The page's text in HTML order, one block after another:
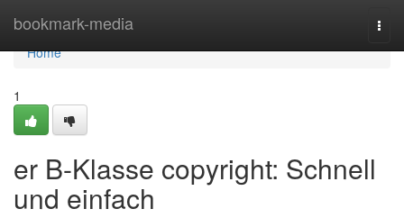
bookmark-media
Home
Home
1
er B-Klasse copyright: Schnell
und einfach